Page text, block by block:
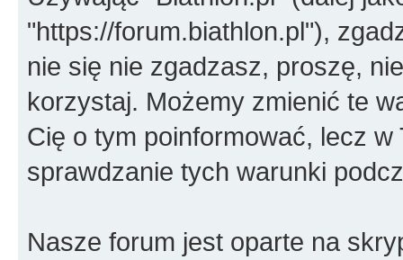
"https://forum.biathlon.pl"),
nie się nie zgadzasz, proszę,
korzystaj. Możemy zmienić te
Cię o tym poinformować, lecz
sprawdzanie tych warunki
Nasze forum jest oparte na